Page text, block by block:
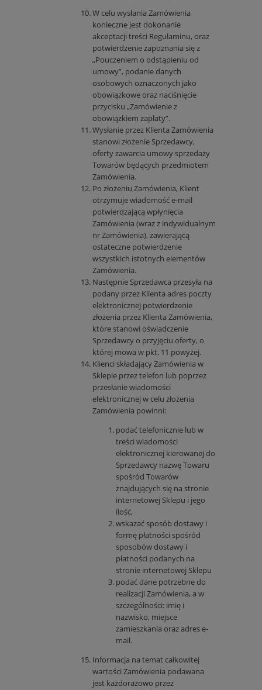
W celu wysłania Zamówienia
konieczne jest dokonanie
akceptacji treści Regulaminu, oraz
potwierdzenie zapoznania się z
„Pouczeniem o odstąpieniu od
umowy”, podanie danych
osobowych oznaczonych jako
obowiązkowe oraz naciśnięcie
przycisku „Zamówienie z
obowiązkiem zapłaty”.
Wysłanie przez Klienta Zamówienia
stanowi złożenie Sprzedawcy,
oferty zawarcia umowy sprzedaży
Towarów będących przedmiotem
Zamówienia.
Po złożeniu Zamówienia, Klient
otrzymuje wiadomość e-mail
potwierdzającą wpłynięcia
Zamówienia (wraz z indywidualnym
nr Zamówienia), zawierającą
ostateczne potwierdzenie
wszystkich istotnych elementów
Zamówienia.
Następnie Sprzedawca przesyła na
podany przez Klienta adres poczty
elektronicznej potwierdzenie
złożenia przez Klienta Zamówienia,
które stanowi oświadczenie
Sprzedawcy o przyjęciu oferty, o
której mowa w pkt. 11 powyżej.
Klienci składający Zamówienia w
Sklepie przez telefon lub poprzez
przesłanie wiadomości
elektronicznej w celu złożenia
Zamówienia powinni:
podać telefonicznie lub w
treści wiadomości
elektronicznej kierowanej do
Sprzedawcy nazwę Towaru
spośród Towarów
znajdujących się na stronie
internetowej Sklepu i jego
ilość,
wskazać sposób dostawy i
formę płatności spośród
sposobów dostawy i
płatności podanych na
stronie internetowej Sklepu
podać dane potrzebne do
realizacji Zamówienia, a w
szczególności: imię i
nazwisko, miejsce
zamieszkania oraz adres e-
mail.
Informacja na temat całkowitej
wartości Zamówienia podawana
jest każdorazowo przez